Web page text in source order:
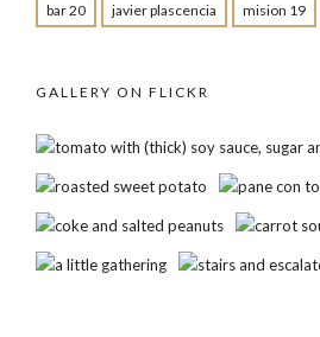
bar 20 javier plascencia mision 19
GALLERY ON FLICKR